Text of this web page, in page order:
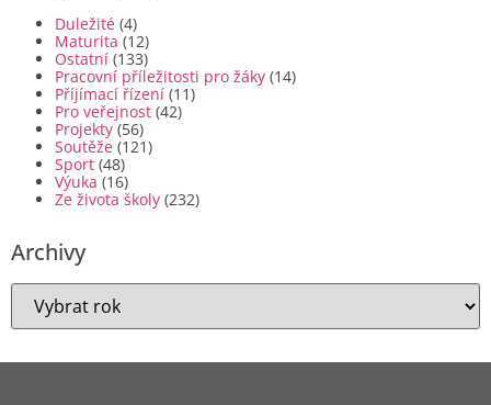
Duležité (4)
Maturita (12)
Ostatní (133)
Pracovní příležitosti pro žáky (14)
Příjímací řízení (11)
Pro veřejnost (42)
Projekty (56)
Soutěže (121)
Sport (48)
Výuka (16)
Ze života školy (232)
Archivy